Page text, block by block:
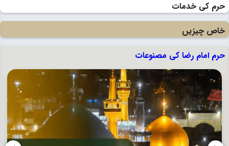
حرم کی خدمات
خاص چیزیں
حرم امام رضا کی مصنوعات